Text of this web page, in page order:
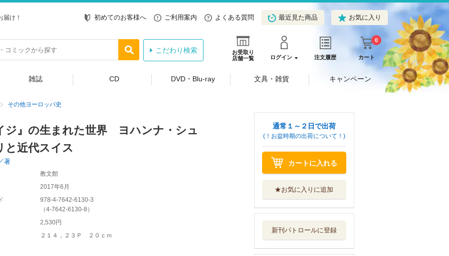
け！ 初めてのお客様へ ご利用案内 よくある質問 最近見た商品 お気に入り
お受取り
店舗一覧
ログイン 注文履歴 カート
0
こだわり検索
雑誌 CD DVD・Blu-ray 文具・雑貨 キャンペーン
その他ヨーロッパ史
ジ』の生まれた世界 ヨハンナ・シュ
と近代スイス
著
教文館
2017年6月
978-4-7642-6130-3
（4-7642-6130-8 ）
2,530円
２１４，２３Ｐ ２０ｃｍ
通常１～２日で出荷
(！お盆時期の出荷について！)
カートに入れる
★お気に入りに追加
新刊パトロールに登録
ルター ヨーロッ
パ中世世界の破...
十字軍の歴史